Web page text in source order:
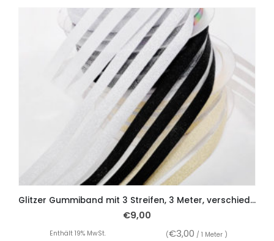
Glitzer Gummiband mit 3 Streifen, 3 Meter, verschiedene Farben – 5 cm breit
€9,00
Enthält 19% MwSt. (€3,00 / 1 Meter )